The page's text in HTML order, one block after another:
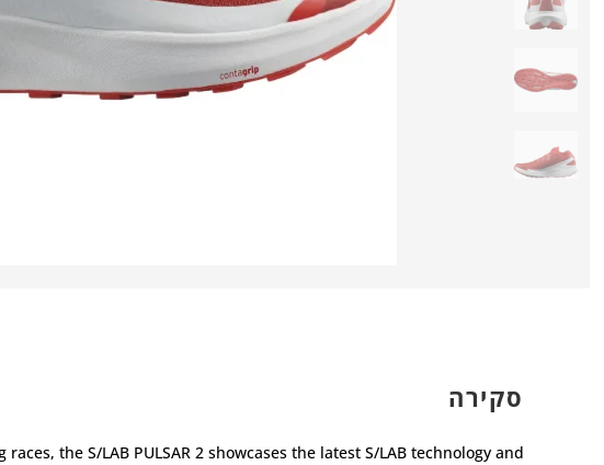
סקירה
the S/LAB PULSAR 2 showcases the latest S/LAB technology and